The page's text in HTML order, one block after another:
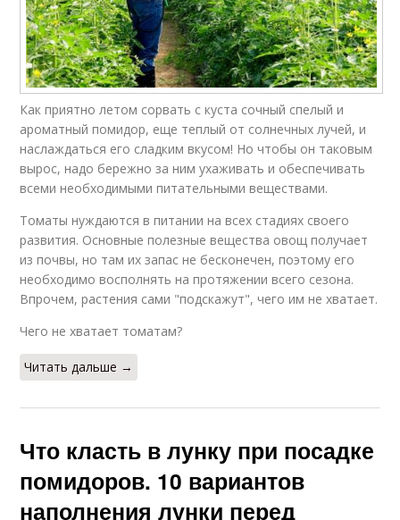
Как приятно летом сорвать с куста сочный спелый и
ароматный помидор, еще теплый от солнечных лучей, и
наслаждаться его сладким вкусом! Но чтобы он таковым
вырос, надо бережно за ним ухаживать и обеспечивать
всеми необходимыми питательными веществами.
Томаты нуждаются в питании на всех стадиях своего
развития. Основные полезные вещества овощ получает
из почвы, но там их запас не бесконечен, поэтому его
необходимо восполнять на протяжении всего сезона.
Впрочем, растения сами "подскажут", чего им не хватает.
Чего не хватает томатам?
Читать дальше →
Что класть в лунку при посадке
помидоров. 10 вариантов
наполнения лунки перед